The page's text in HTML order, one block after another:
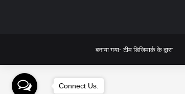
बनाया गया-टीम डिजिमार्क के द्वारा
Connect Us.